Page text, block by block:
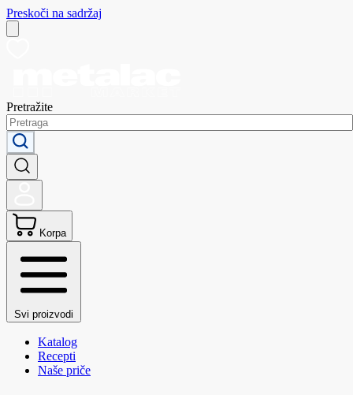
Preskoči na sadržaj
Pretražite
Korpa
Svi proizvodi
Katalog
Recepti
Naše priče